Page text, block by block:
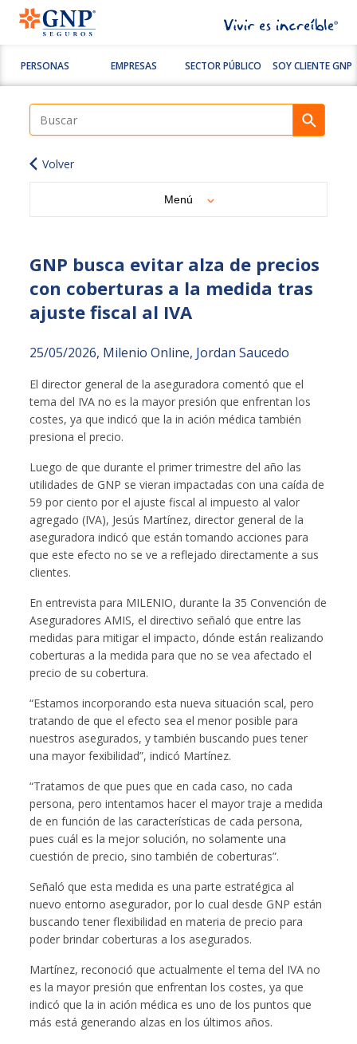
PERSONAS EMPRESAS SECTOR PÚBLICO SOY CLIENTE GNP
Volver
Menú
GNP busca evitar alza de precios
con coberturas a la medida tras
ajuste fiscal al IVA
25/05/2026, Milenio Online, Jordan Saucedo
El director general de la aseguradora comentó que el
tema del IVA no es la mayor presión que enfrentan los
costes, ya que indicó que la in ación médica también
presiona el precio.
Luego de que durante el primer trimestre del año las
utilidades de GNP se vieran impactadas con una caída de
59 por ciento por el ajuste fiscal al impuesto al valor
agregado (IVA), Jesús Martínez, director general de la
aseguradora indicó que están tomando acciones para
que este efecto no se ve a reflejado directamente a sus
clientes.
En entrevista para MILENIO, durante la 35 Convención de
Aseguradores AMIS, el directivo señaló que entre las
medidas para mitigar el impacto, dónde están realizando
coberturas a la medida para que no se vea afectado el
precio de su cobertura.
“Estamos incorporando esta nueva situación scal, pero
tratando de que el efecto sea el menor posible para
nuestros asegurados, y también buscando pues tener
una mayor fexibilidad”, indicó Martínez.
“Tratamos de que pues que en cada caso, no cada
persona, pero intentamos hacer el mayor traje a medida
de en función de las características de cada persona,
pues cuál es la mejor solución, no solamente una
cuestión de precio, sino también de coberturas”.
Señaló que esta medida es una parte estratégica al
nuevo entorno asegurador, por lo cual desde GNP están
buscando tener flexibilidad en materia de precio para
poder brindar coberturas a los asegurados.
Martínez, reconoció que actualmente el tema del IVA no
es la mayor presión que enfrentan los costes, ya que
indicó que la in ación médica es uno de los puntos que
más está generando alzas en los últimos años.